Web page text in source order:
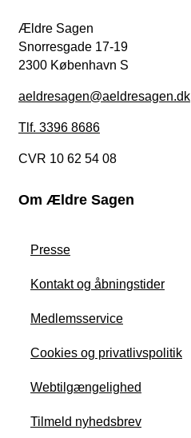
Ældre Sagen
Snorresgade 17-19
2300 København S
aeldresagen@aeldresagen.dk
Tlf. 3396 8686
CVR 10 62 54 08
Om Ældre Sagen
Presse
Kontakt og åbningstider
Medlemsservice
Cookies og privatlivspolitik
Webtilgængelighed
Tilmeld nyhedsbrev